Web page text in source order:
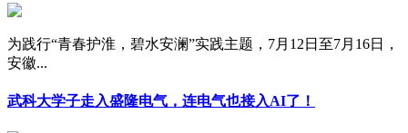
为践行“青春护淮，碧水安澜”实践主题，7月12日至7月16日，
安徽...
武科大学子走入盛隆电气，连电气也接入AI了！